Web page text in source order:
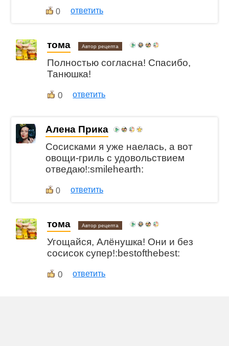
0 ответить
тома Автор рецепта
Полностью согласна! Спасибо,
Танюшка!
0 ответить
Алена Прика
Сосисками я уже наелась, а вот
овощи-гриль с удовольствием
отведаю!:smilehearth:
0 ответить
тома Автор рецепта
Угощайся, Алёнушка! Они и без
сосисок супер!:bestofthebest:
0 ответить